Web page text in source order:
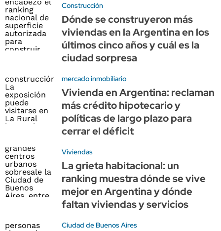
Construcción
Dónde se construyeron más
viviendas en la Argentina en los
últimos cinco años y cuál es la
ciudad sorpresa
mercado inmobiliario
Vivienda en Argentina: reclaman
más crédito hipotecario y
políticas de largo plazo para
cerrar el déficit
Viviendas
La grieta habitacional: un
ranking muestra dónde se vive
mejor en Argentina y dónde
faltan viviendas y servicios
Ciudad de Buenos Aires